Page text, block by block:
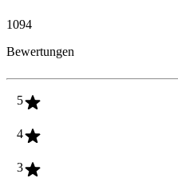
1094
Bewertungen
5
4
3